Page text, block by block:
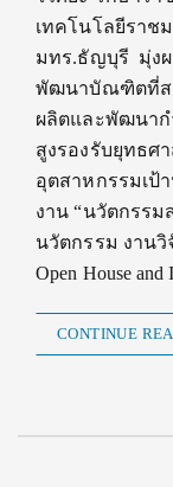
เทคโนโลยีราช
มทร.ธัญบุรี มุ่ง
พัฒนาบัณฑิตที่ส
ผลิตและพัฒนา
สูงรองรับยุทธศ
อุตสาหกรรมเป้
งาน “นวัตกรรม
นวัตกรรม งานวิ
Open House
CONTINUE